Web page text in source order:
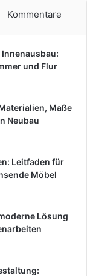
Kommentare
und Flur
Maße
Neubau
Leitfaden für
Möbel
Lösung